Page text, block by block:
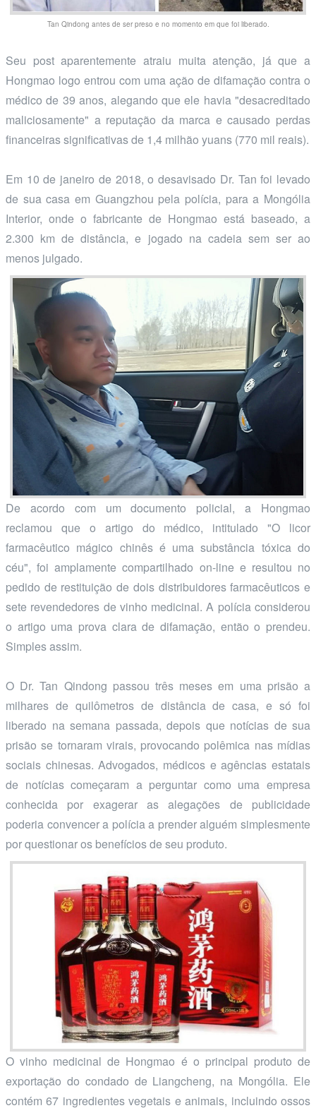
Tan Qindong antes de ser preso e no momento em que foi liberado.
Seu post aparentemente atraiu muita atenção, já que a
Hongmao logo entrou com uma ação de difamação contra o
médico de 39 anos, alegando que ele havia "desacreditado
maliciosamente" a reputação da marca e causado perdas
financeiras significativas de 1,4 milhão yuans (770 mil reais).
Em 10 de janeiro de 2018, o desavisado Dr. Tan foi levado
de sua casa em Guangzhou pela polícia, para a Mongólia
Interior, onde o fabricante de Hongmao está baseado, a
2.300 km de distância, e jogado na cadeia sem ser ao
menos julgado.
De acordo com um documento policial, a Hongmao
reclamou que o artigo do médico, intitulado "O licor
farmacêutico mágico chinês é uma substância tóxica do
céu", foi amplamente compartilhado on-line e resultou no
pedido de restituição de dois distribuidores farmacêuticos e
sete revendedores de vinho medicinal. A polícia considerou
o artigo uma prova clara de difamação, então o prendeu.
Simples assim.
O Dr. Tan Qindong passou três meses em uma prisão a
milhares de quilômetros de distância de casa, e só foi
liberado na semana passada, depois que notícias de sua
prisão se tornaram virais, provocando polêmica nas mídias
sociais chinesas. Advogados, médicos e agências estatais
de notícias começaram a perguntar como uma empresa
conhecida por exagerar as alegações de publicidade
poderia convencer a polícia a prender alguém simplesmente
por questionar os benefícios de seu produto.
O vinho medicinal de Hongmao é o principal produto de
exportação do condado de Liangcheng, na Mongólia. Ele
contém 67 ingredientes vegetais e animais, incluindo ossos